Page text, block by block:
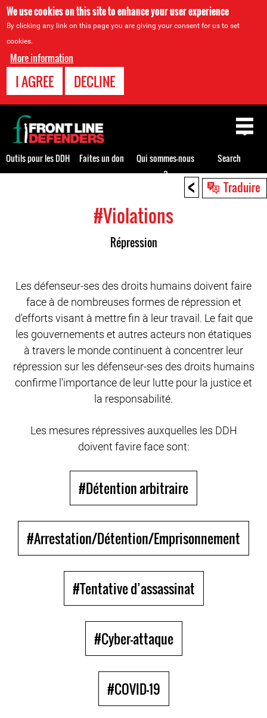
We use cookies on this site to enhance your user experience
By clicking any link on this page you are giving your consent for us to set
cookies.
More information
I AGREE DECLINE
< Traduire
#Violations
Répression
Les défenseur-ses des droits humains doivent faire
face à de nombreuses formes de répression et
d'efforts visant à mettre fin à leur travail. Le fait que
les gouvernements et autres acteurs non étatiques
à travers le monde continuent à concentrer leur
répression sur les défenseur-ses des droits humains
confirme l'importance de leur lutte pour la justice et
la responsabilité.
Les mesures répressives auxquelles les DDH
doivent favire face sont:
#Détention arbitraire
#Arrestation/Détention/Emprisonnement
#Tentative d’assassinat
#Cyber-attaque
#COVID-19
Back
to
top
Outils pour les DDH Faites un don
Qui sommes-nous
?
Search